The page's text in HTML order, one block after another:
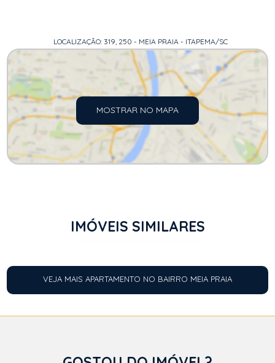
LOCALIZAÇÃO: 319, 250 - MEIA PRAIA - ITAPEMA/SC
MOSTRAR NO MAPA
IMÓVEIS SIMILARES
VEJA MAIS APARTAMENTO NO BAIRRO MEIA PRAIA